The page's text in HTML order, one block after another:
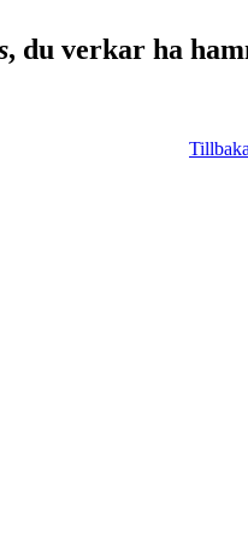
, du verkar ha